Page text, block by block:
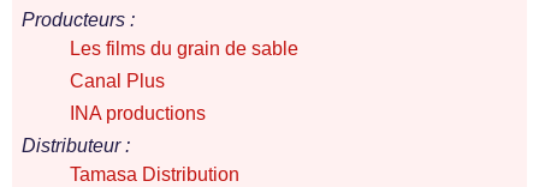
Producteurs :
Les films du grain de sable
Canal Plus
INA productions
Distributeur :
Tamasa Distribution